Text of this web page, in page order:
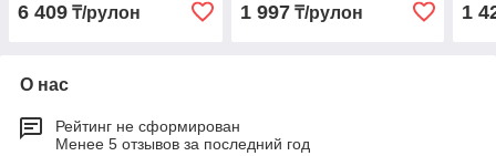
6 409 ₸/рулон 1 997₸/рулон 1
О нас
Рейтинг не сформирован
Менее 5 отзывов за последний год